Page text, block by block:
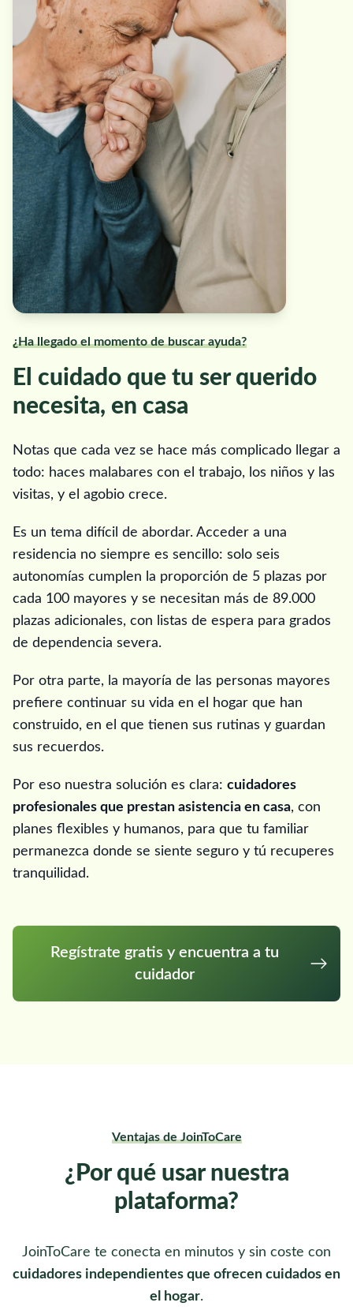
¿Ha llegado el momento de buscar ayuda?
El cuidado que tu ser querido
necesita, en casa
Notas que cada vez se hace más complicado llegar a
todo: haces malabares con el trabajo, los niños y las
visitas, y el agobio crece.
Es un tema difícil de abordar. Acceder a una
residencia no siempre es sencillo: solo seis
autonomías cumplen la proporción de 5 plazas por
cada 100 mayores y se necesitan más de 89.000
plazas adicionales, con listas de espera para grados
de dependencia severa.
Por otra parte, la mayoría de las personas mayores
prefiere continuar su vida en el hogar que han
construido, en el que tienen sus rutinas y guardan
sus recuerdos.
Por eso nuestra solución es clara: cuidadores
profesionales que prestan asistencia en casa, con
planes flexibles y humanos, para que tu familiar
permanezca donde se siente seguro y tú recuperes
tranquilidad.
Regístrate gratis y encuentra a tu
cuidador
Ventajas de JoinToCare
¿Por qué usar nuestra
plataforma?
JoinToCare te conecta en minutos y sin coste con
cuidadores independientes que ofrecen cuidados en
el hogar.